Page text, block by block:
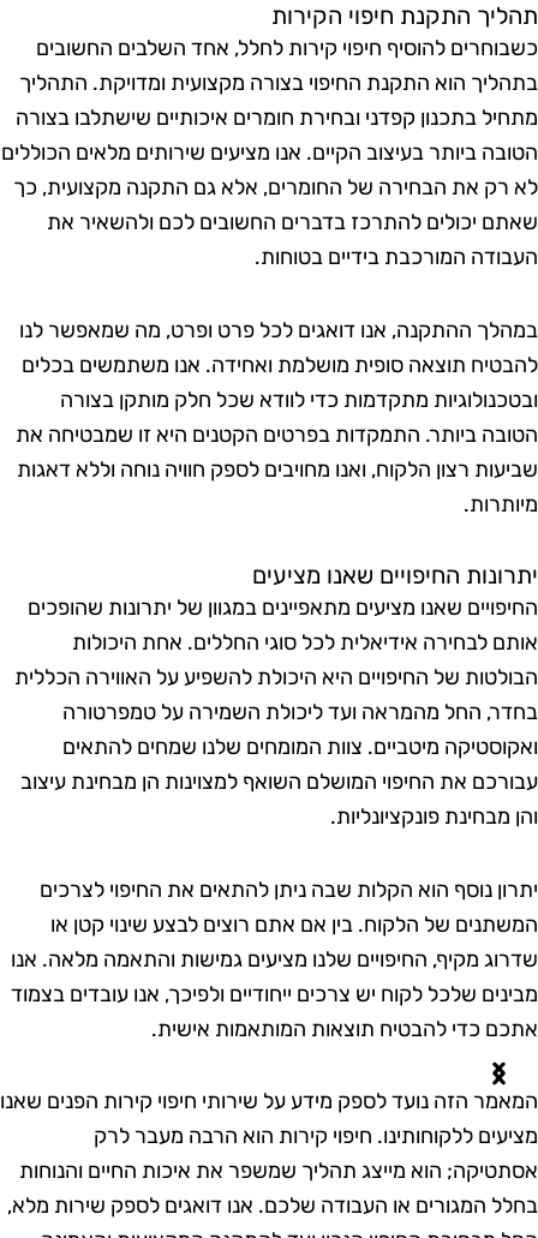
התקנת חיפוי הקירות
להוסיף חיפוי קירות לחלל, אחד השלבים החשובים
הוא התקנת החיפוי בצורה מקצועית ומדויקת. התהליך
בתכנון קפדני ובחירת חומרים איכותיים שישתלבו בצורה
ביותר בעיצוב הקיים. אנו מציעים שירותים מלאים הכוללים
רק את הבחירה של החומרים, אלא גם התקנה מקצועית, כך
יכולים להתרכז בדברים החשובים לכם ולהשאיר את
המורכבת בידיים בטוחות.
ההתקנה, אנו דואגים לכל פרט ופרט, מה שמאפשר לנו
תוצאה סופית מושלמת ואחידה. אנו משתמשים בכלים
מתקדמות כדי לוודא שכל חלק מותקן בצורה
ביותר. התמקדות בפרטים הקטנים היא זו שמבטיחה את
רצון הלקוח, ואנו מחויבים לספק חוויה נוחה וללא דאגות
החיפויים שאנו מציעים
שאנו מציעים מתאפיינים במגוון של יתרונות שהופכים
לבחירה אידיאלית לכל סוגי החללים. אחת היכולות
של החיפויים היא היכולת להשפיע על האווירה הכללית
החל מהמראה ועד ליכולת השמירה על טמפרטורה
מיטביים. צוות המומחים שלנו שמחים להתאים
את החיפוי המושלם השואף למצוינות הן מבחינת עיצוב
מבחינת פונקציונליות.
נוסף הוא הקלות שבה ניתן להתאים את החיפוי לצרכים
של הלקוח. בין אם אתם רוצים לבצע שינוי קטן או
מקיף, החיפויים שלנו מציעים גמישות והתאמה מלאה. אנו
שלכל לקוח יש צרכים ייחודיים ולפיכך, אנו עובדים בצמוד
כדי להבטיח תוצאות המותאמות אישית.
הזה נועד לספק מידע על שירותי חיפוי קירות הפנים שאנו
ללקוחותינו. חיפוי קירות הוא הרבה מעבר לרק
הוא מייצג תהליך שמשפר את איכות החיים והנוחות
המגורים או העבודה שלכם. אנו דואגים לספק שירות מלא,